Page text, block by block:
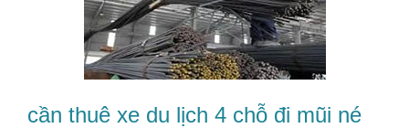
cần thuê xe du lịch 4 chỗ đi mũi né